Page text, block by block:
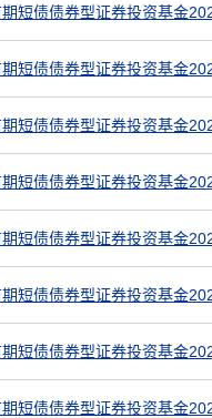
短债债券型证券投资基金
短债债券型证券投资基金
短债债券型证券投资基金
短债债券型证券投资基金
短债债券型证券投资基金
短债债券型证券投资基金
短债债券型证券投资基金
短债债券型证券投资基金